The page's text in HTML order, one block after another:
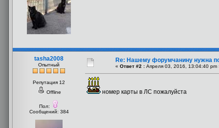
tasha2008
Опытный
Репутация 12
Offline
Пол:
Сообщений: 384
Re: Нашему форумчанину нужна
« Ответ #2 : Апреля 03, 2016, 13:04:40 pm
номер карты в ЛС пожалуйста